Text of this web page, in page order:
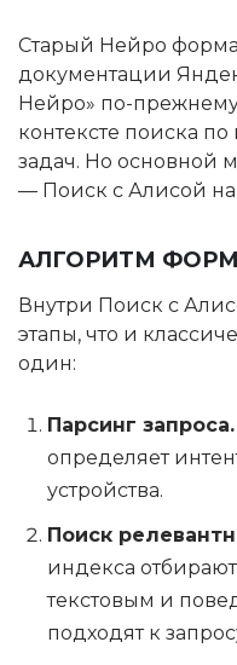
Старый Нейро
документации
Нейро» по-прежнему
контексте поиска
задач. Но основной
— Поиск с Алисой на
АЛГОРИТМ
Внутри Поиск с
этапы, что и
один:
Парсинг запроса.
определяет
устройства.
Поиск
индекса
текстовым и
подходят к